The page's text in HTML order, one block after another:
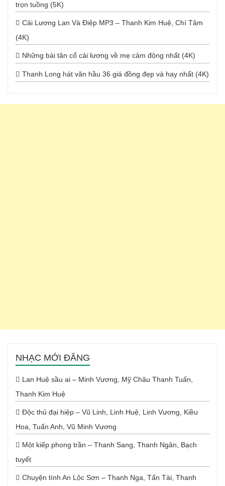
trọn tuồng (5K)
Cải Lương Lan Và Điệp MP3 – Thanh Kim Huệ, Chí Tâm
(4K)
Những bài tân cổ cải lương về mẹ cảm động nhất (4K)
Thanh Long hát văn hầu 36 giá đồng đẹp và hay nhất (4K)
NHẠC MỚI ĐĂNG
Lan Huệ sầu ai – Minh Vương, Mỹ Châu Thanh Tuấn,
Thanh Kim Huệ
Độc thủ đại hiệp – Vũ Linh, Linh Huệ, Linh Vương, Kiều
Hoa, Tuấn Anh, Vũ Minh Vương
Một kiếp phong trần – Thanh Sang, Thanh Ngân, Bạch
tuyết
Chuyện tình An Lộc Sơn – Thanh Nga, Tấn Tài, Thanh